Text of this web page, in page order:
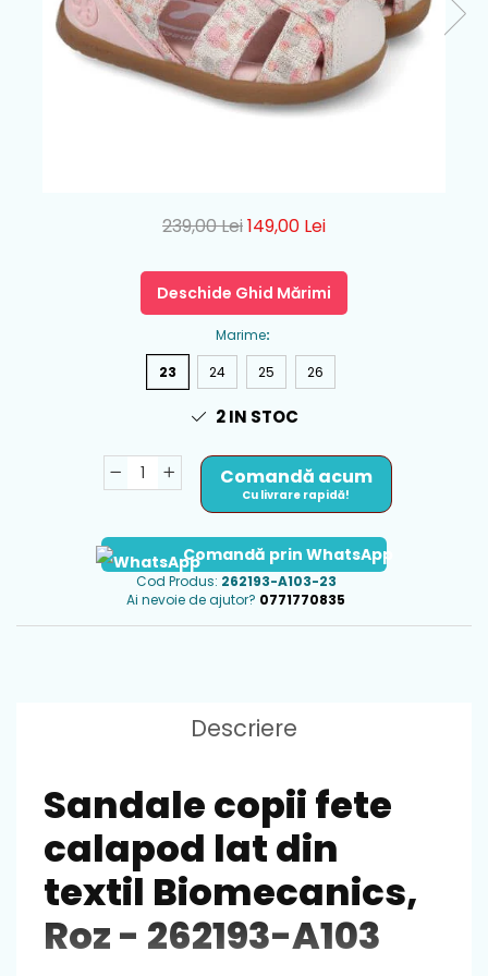
239,00 Lei149,00 Lei
Deschide Ghid Mărimi
Marime:
23
24 25 26
2IN STOC
Comandă acum
Cu livrare rapidă!
Comandă prin WhatsApp
Cod Produs: 262193-A103-23
Ai nevoie de ajutor? 0771770835
Descriere
Sandale copii fete
calapod lat din
textil Biomecanics,
Roz - 262193-A103